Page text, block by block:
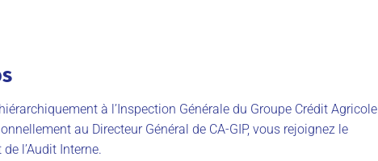
à l’Inspection Générale du Groupe Crédit Agricole
au Directeur Général de CA-GIP, vous rejoignez le
l’Audit Interne.